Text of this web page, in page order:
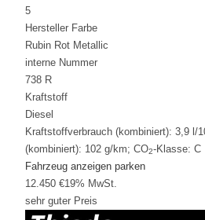
5
Hersteller Farbe
Rubin Rot Metallic
interne Nummer
738 R
Kraftstoff
Diesel
Kraftstoffverbrauch (kombiniert):3,9 l/
(kombiniert): 102 g/km;CO2-Klasse:C
Fahrzeug anzeigen parken
12.450 €19% MwSt.
sehr guter Preis